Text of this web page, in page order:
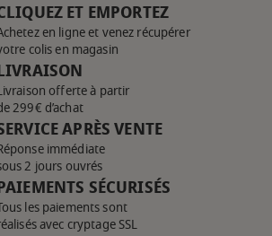
ET EMPORTEZ
en ligne et venez récupérer
colis en magasin
offerte à partir
299€ d’achat
APRÈS VENTE
immédiate
2 jours ouvrés
SÉCURISÉS
les paiements sont
avec cryptage SSL